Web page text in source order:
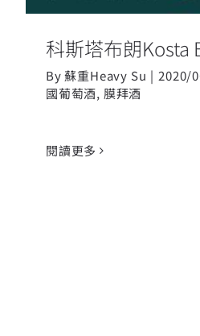
科斯塔布朗Kosta
By蘇重Heavy Su | 2020/
國葡萄酒, 膜拜酒
閱讀更多